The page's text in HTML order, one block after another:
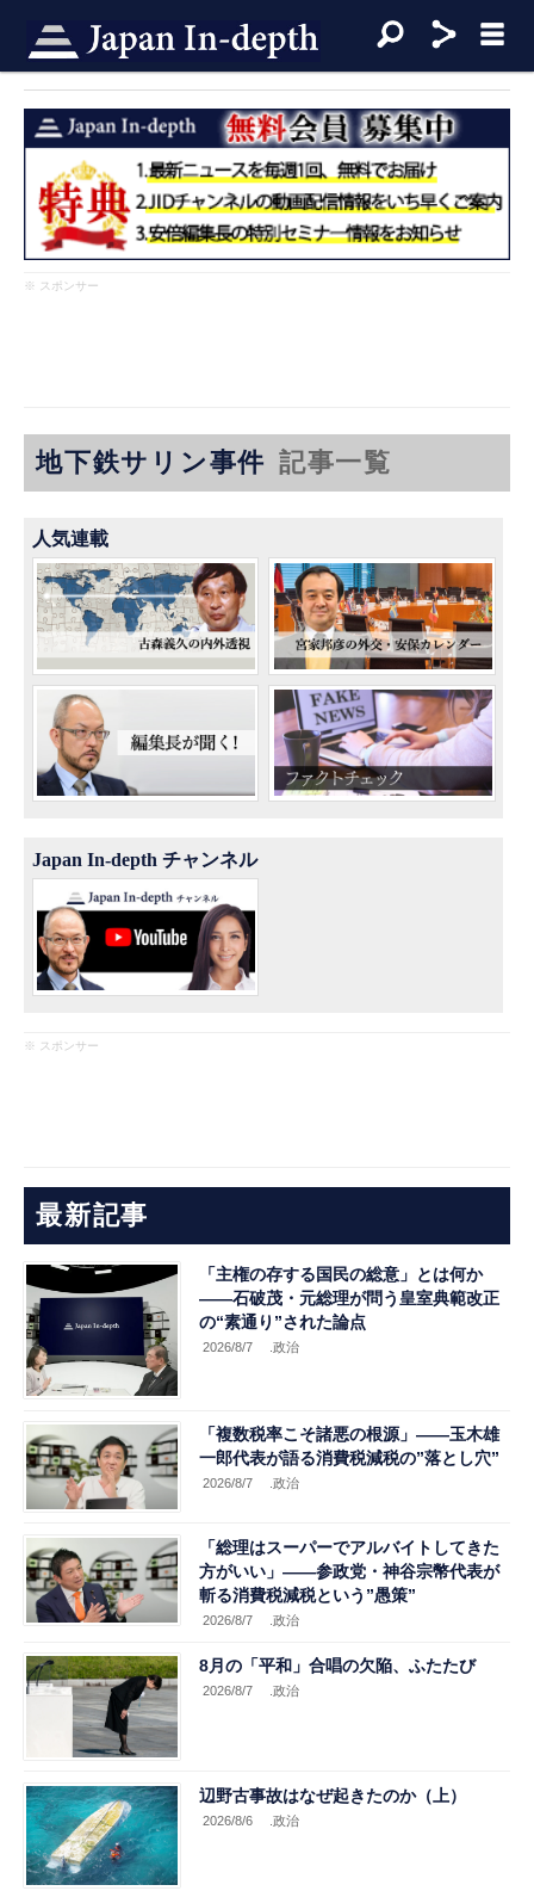
※ スポンサー
地下鉄サリン事件 記事一覧
人気連載
Japan In-depth チャンネル
※ スポンサー
最新記事
「主権の存する国民の総意」とは何か
――石破茂・元総理が問う皇室典範改正
の“素通り”された論点
2026/8/7 .政治
「複数税率こそ諸悪の根源」――玉木雄
一郎代表が語る消費税減税の”落とし穴”
2026/8/7 .政治
「総理はスーパーでアルバイトしてきた
方がいい」――参政党・神谷宗幣代表が
斬る消費税減税という”愚策”
2026/8/7 .政治
8月の「平和」合唱の欠陥、ふたたび
2026/8/7 .政治
辺野古事故はなぜ起きたのか（上）
2026/8/6 .政治